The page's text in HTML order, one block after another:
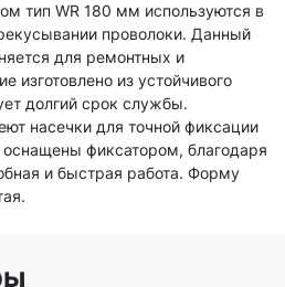
тип WR 180 мм используются в
проволоки. Данный
для ремонтных и
изготовлено из устойчивого
долгий срок службы.
насечки для точной фиксации
фиксатором, благодаря
и быстрая работа. Форму